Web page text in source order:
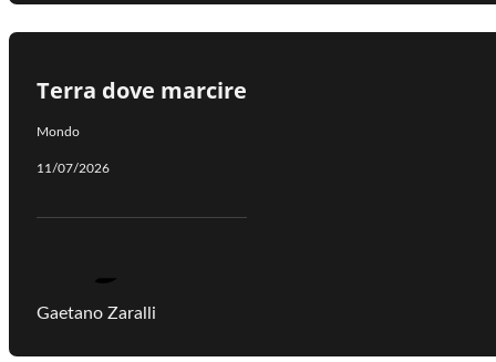
Terra dove marcire
Mondo
11/07/2026
Gaetano Zaralli